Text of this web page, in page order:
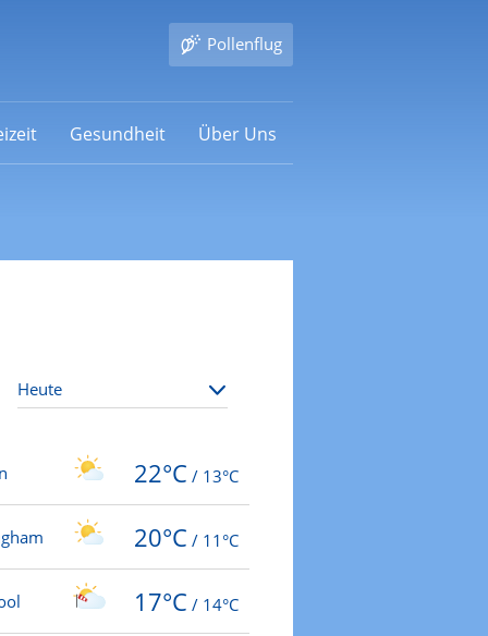
Pollenflug
Gesundheit Über Uns
22°C / 13°C
20°C / 11°C
17°C / 14°C